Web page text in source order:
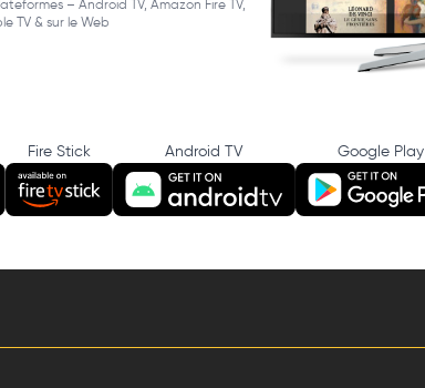
– Android TV, Amazon Fire TV,
TV & sur le Web
Fire Stick Android TV Google Play